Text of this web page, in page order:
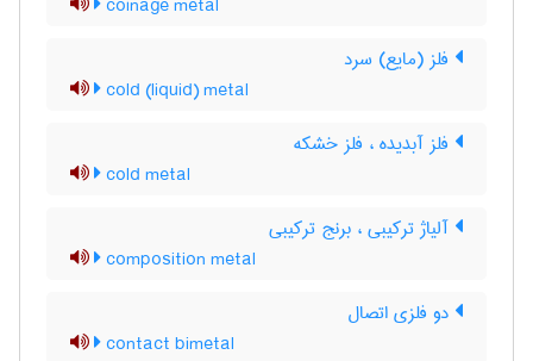
فلز (مایع) سرد
cold (liquid) metal
فلز آبدیده ، فلز خشکه
cold metal
آلیاژ ترکیبی ، برنج ترکیبی
composition metal
دو فلزی اتصال
contact bimetal